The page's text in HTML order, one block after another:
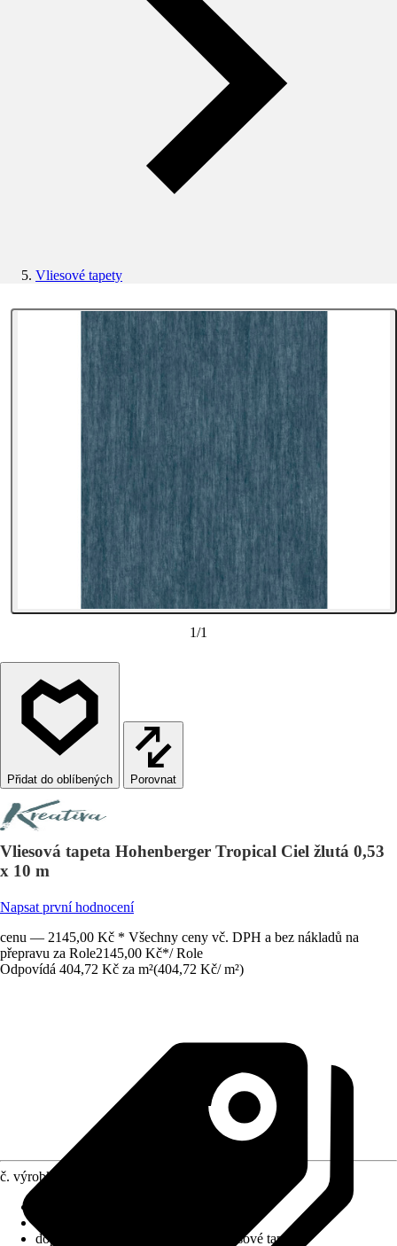
Vliesové tapety
1/1
Porovnat
Vliesová tapeta Hohenberger Tropical Ciel žlutá 0,53
x 10 m
Napsat první hodnocení
cenu — 2145,00 Kč * Všechny ceny vč. DPH a bez nákladů na
přepravu za Role2145,00 Kč*/ Role
Odpovídá 404,72 Kč za m²(404,72 Kč/ m²)
č. výrobku
doporučení k lepení
Lepidlo na vliesové tapety